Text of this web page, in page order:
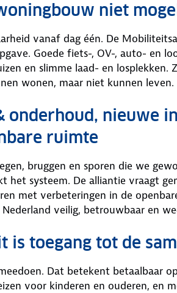
niet
vanaf dag één. De
Goede fiets-, OV-, auto- en
en slimme laad- en losplekken.
wonen, maar niet kunnen leven.
onderhoud, nieuwe
ruimte
bruggen en sporen die we
het systeem. De alliantie vraagt
met verbeteringen in de
veilig, betrouwbaar en
is toegang tot de
Dat betekent betaalbaar
voor kinderen en ouderen, en